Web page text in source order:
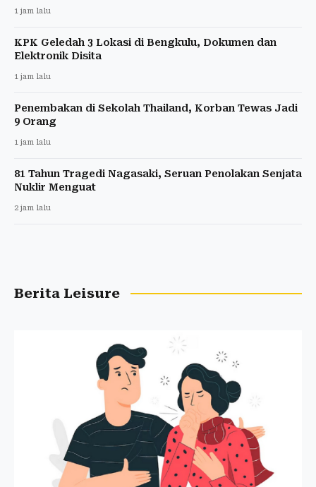
1 jam lalu
KPK Geledah 3 Lokasi di Bengkulu, Dokumen dan
Elektronik Disita
1 jam lalu
Penembakan di Sekolah Thailand, Korban Tewas Jadi
9 Orang
1 jam lalu
81 Tahun Tragedi Nagasaki, Seruan Penolakan Senjata
Nuklir Menguat
2 jam lalu
Berita Leisure